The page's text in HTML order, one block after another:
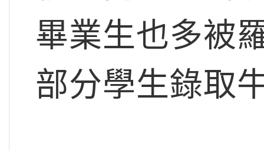
畢業生也多被
部分學生錄取